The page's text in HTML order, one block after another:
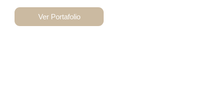
Ver Portafolio